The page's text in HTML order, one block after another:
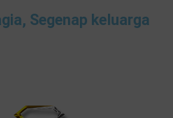
Segenap keluarga